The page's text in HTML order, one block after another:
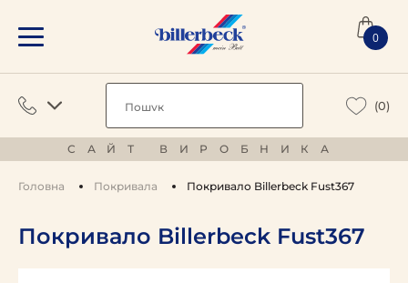
0
(0)
САЙТ ВИРОБНИКА
Головна Покривала Покривало Billerbeck Fust367
Покривало Billerbeck Fust367